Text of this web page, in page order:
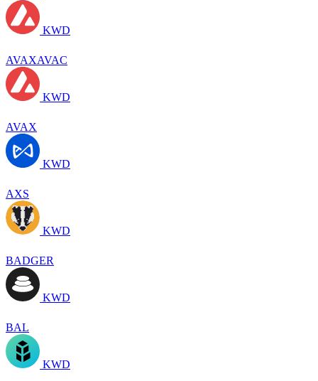
KWD
AVAXAVAC
KWD
AVAX
KWD
AXS
KWD
BADGER
KWD
BAL
KWD